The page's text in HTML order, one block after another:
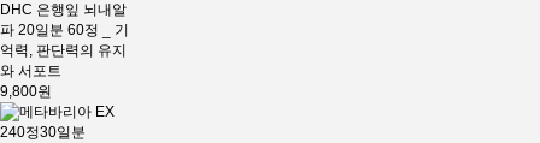
DHC 은행잎 뇌내알
파 20일분 60정 _ 기
억력, 판단력의 유지
와 서포트
9,800원